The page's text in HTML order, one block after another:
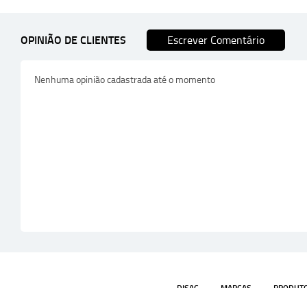
OPINIÃO DE CLIENTES Escrever Comentário
Nenhuma opinião cadastrada até o momento